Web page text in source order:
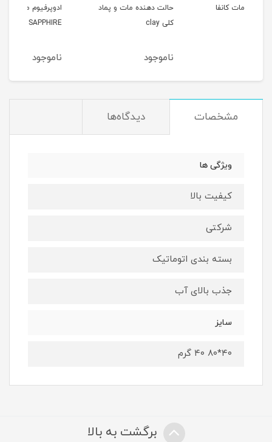
حالت دهنده مات و پماد
ادوپرفیوم مردانه 100میل
GREEN SAPPHIRE
مشخصات دیدگاه‌ها
ویژگی ها
کیفیت بالا
شرکتی
بسته بندی اتوماتیک
جذب بالای آب
سایز
۴۰*۸۰ ۴۰ گرم
برگشت به بالا